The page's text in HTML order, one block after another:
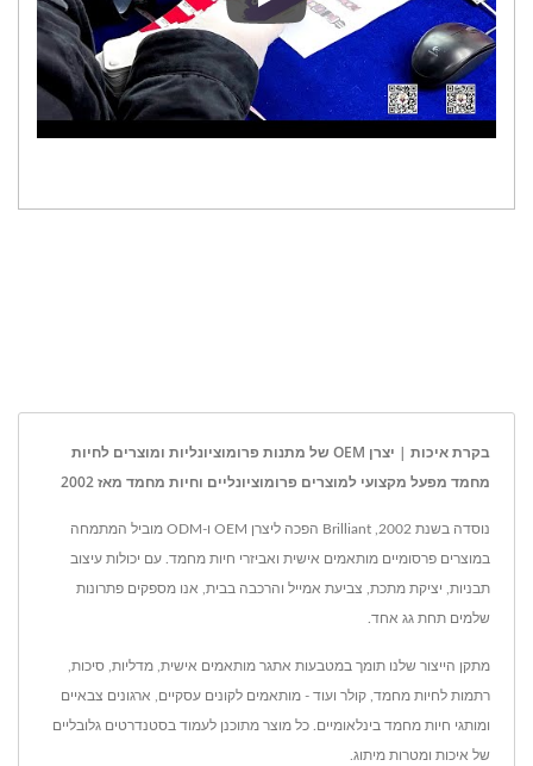
אנו מחויבים לבצע בדיקות
בקרת איכות | יצרן OEM של מתנות פרומוציונליות ומוצרים לחיות
מחמד מפעל מקצועי למוצרים פרומוציונליים וחיות מחמד מאז 2002
נוסדה בשנת 2002, Brilliant הפכה ליצרן OEM ו-ODM מוביל המתמחה
במוצרים פרסומיים מותאמים אישית ואביזרי חיות מחמד. עם יכולות עיצוב
תבניות, יציקת מתכת, צביעת אמייל והרכבה בבית, אנו מספקים פתרונות
שלמים תחת גג אחד.
מתקן הייצור שלנו תומך במטבעות אתגר מותאמים אישית, מדליות, סיכות,
רתמות לחיות מחמד, קולר ועוד - מותאמים לקונים עסקיים, ארגונים צבאיים
ומותגי חיות מחמד בינלאומיים. כל מוצר מתוכנן לעמוד בסטנדרטים גלובליים
של איכות ומטרות מיתוג.